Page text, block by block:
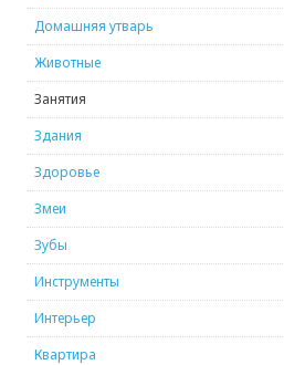
Домашняя утварь
Животные
Занятия
Здания
Здоровье
Змеи
Зубы
Инструменты
Интерьер
Квартира